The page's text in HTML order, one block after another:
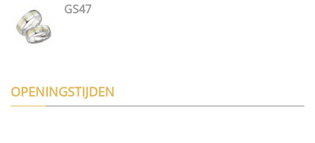
GS47
OPENINGSTIJDEN